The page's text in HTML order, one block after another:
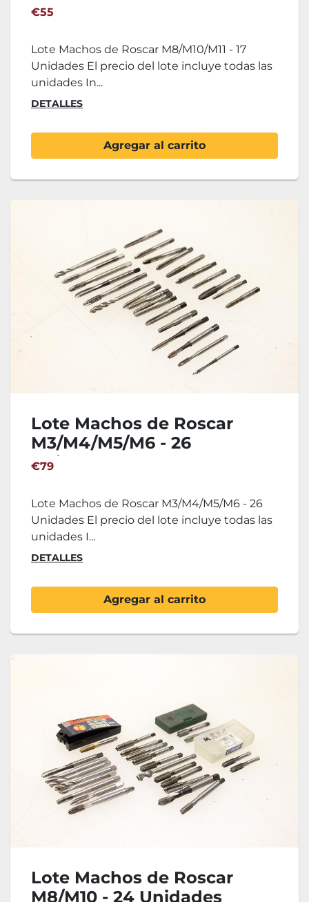
€55
Lote Machos de Roscar M8/M10/M11 - 17
Unidades El precio del lote incluye todas las
unidades In...
DETALLES
Agregar al carrito
Lote Machos de Roscar
M3/M4/M5/M6 - 26
Unidades
€79
Lote Machos de Roscar M3/M4/M5/M6 - 26
Unidades El precio del lote incluye todas las
unidades I...
DETALLES
Agregar al carrito
Lote Machos de Roscar
M8/M10 - 24 Unidades